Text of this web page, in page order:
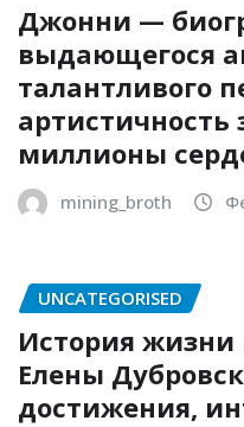
Джонни —
выдающегося
талантливого
артистичность
миллионы
mining_broth
UNCATEGORISED
История жизни
Елены
достижения,